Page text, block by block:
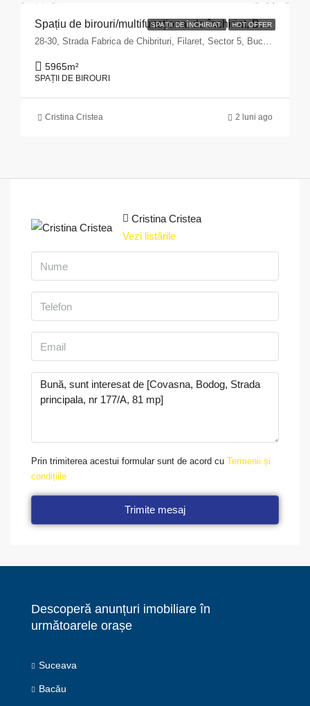
SPAȚII DE ÎNCHIRIAT HOT OFFER
Spațiu de birouri/multifuncțional de închiriat, București, Sector 5 – zona Fabrica de Chibrituri
28-30, Strada Fabrica de Chibrituri, Filaret, Sector 5, Bucharest, 040542, Romania
5965m²
SPAȚII DE BIROURI
Cristina Cristea 2 luni ago
Cristina Cristea
Vezi listările
Prin trimiterea acestui formular sunt de acord cu Termenii și
condițiile
Trimite mesaj
Descoperă anunțuri imobiliare în
următoarele orașe
Suceava
Bacău